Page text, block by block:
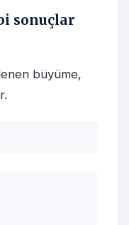
sonuçlar
büyüme,